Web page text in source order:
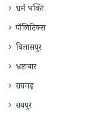
धर्म भक्ति
पॉलिटिक्स
बिलासपुर
भ्रष्टाचार
रायगढ़
रायपुर